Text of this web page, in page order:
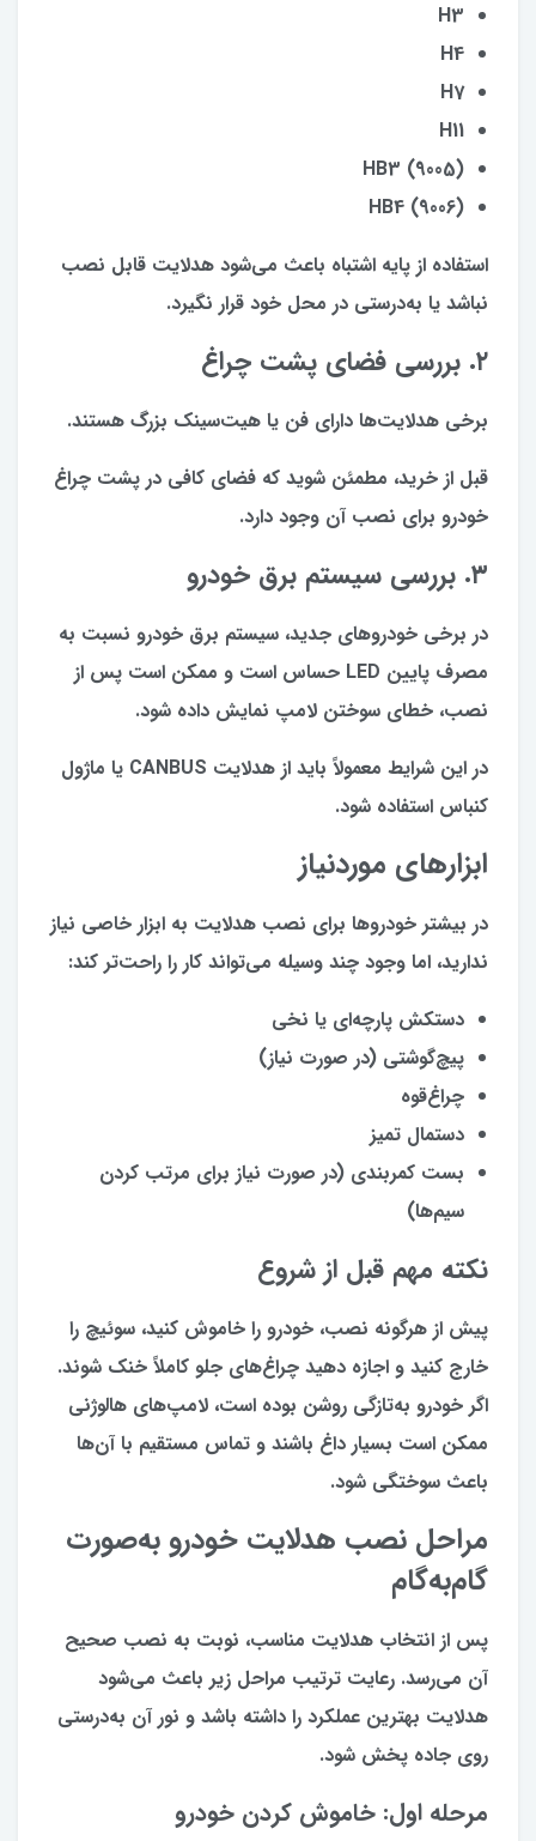
H3
H4
H7
H11
HB3 (9005)
HB4 (9006)
استفاده از پایه اشتباه باعث می‌شود هدلایت قابل نصب
نباشد یا به‌درستی در محل خود قرار نگیرد.
۲. بررسی فضای پشت چراغ
برخی هدلایت‌ها دارای فن یا هیت‌سینک بزرگ هستند.
قبل از خرید، مطمئن شوید که فضای کافی در پشت چراغ
خودرو برای نصب آن وجود دارد.
۳. بررسی سیستم برق خودرو
در برخی خودروهای جدید، سیستم برق خودرو نسبت به
مصرف پایین LED حساس است و ممکن است پس از
نصب، خطای سوختن لامپ نمایش داده شود.
در این شرایط معمولاً باید از هدلایت CANBUS یا ماژول
کنباس استفاده شود.
ابزارهای موردنیاز
در بیشتر خودروها برای نصب هدلایت به ابزار خاصی نیاز
ندارید، اما وجود چند وسیله می‌تواند کار را راحت‌تر کند:
دستکش پارچه‌ای یا نخی
پیچ‌گوشتی (در صورت نیاز)
چراغ‌قوه
دستمال تمیز
بست کمربندی (در صورت نیاز برای مرتب کردن
سیم‌ها)
نکته مهم قبل از شروع
پیش از هرگونه نصب، خودرو را خاموش کنید، سوئیچ را
خارج کنید و اجازه دهید چراغ‌های جلو کاملاً خنک شوند.
اگر خودرو به‌تازگی روشن بوده است، لامپ‌های هالوژنی
ممکن است بسیار داغ باشند و تماس مستقیم با آن‌ها
باعث سوختگی شود.
مراحل نصب هدلایت خودرو به‌صورت
گام‌به‌گام
پس از انتخاب هدلایت مناسب، نوبت به نصب صحیح
آن می‌رسد. رعایت ترتیب مراحل زیر باعث می‌شود
هدلایت بهترین عملکرد را داشته باشد و نور آن به‌درستی
روی جاده پخش شود.
مرحله اول: خاموش کردن خودرو